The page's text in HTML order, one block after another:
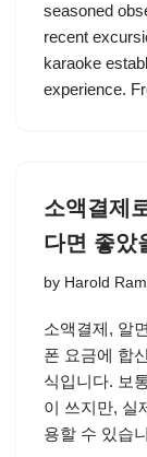
seasoned
recent
karaoke
experience.
소액결제
다면 좋았
by Harold
소액결제, 알
폰 요금에 합
식입니다. 보
이 쓰지만, 실
용할 수 있습